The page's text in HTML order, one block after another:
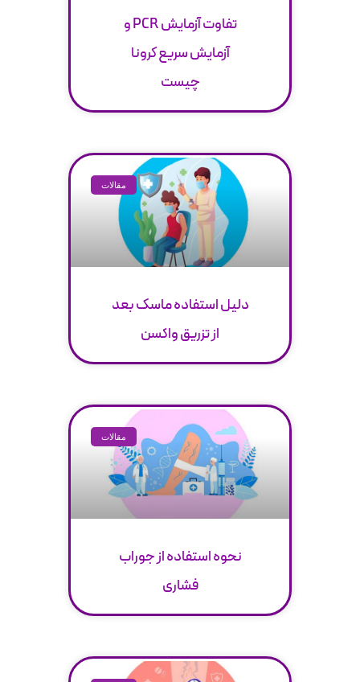
تفاوت آزمایش PCR و
آزمایش سریع کرونا
چیست
مقالات
دلیل استفاده ماسک بعد
از تزریق واکسن
مقالات
نحوه استفاده از جوراب
فشاری